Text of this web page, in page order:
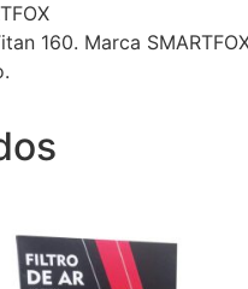
160. Marca